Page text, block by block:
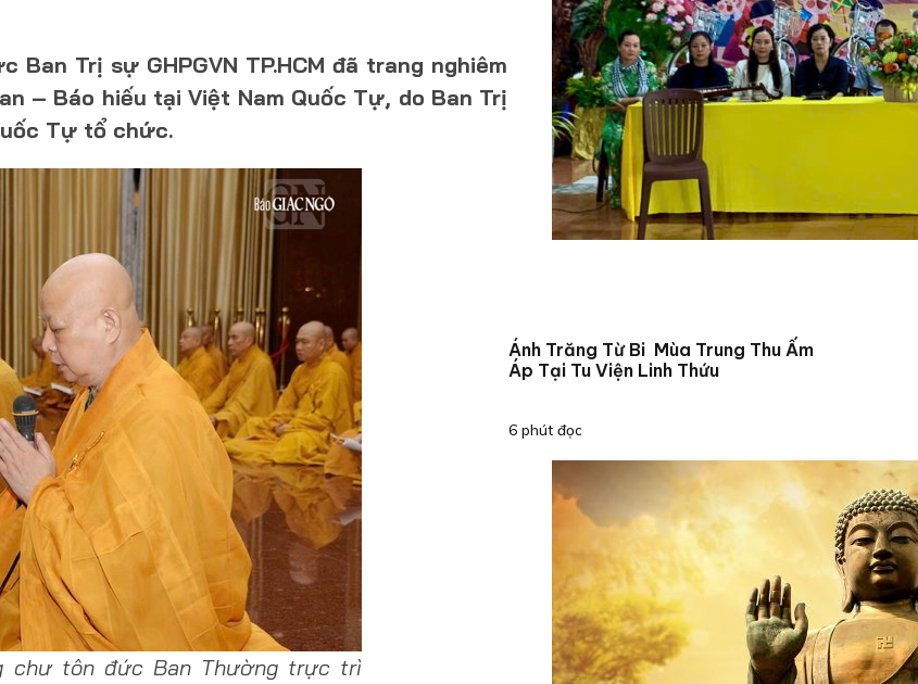
Trị sự GHPGVN TP.HCM đã trang nghiêm
– Báo hiếu tại Việt Nam Quốc Tự, do Ban Trị
Tự tổ chức.
chư tôn đức Ban Thường trực trì
Ánh Trăng Từ Bi Mùa Trung Thu Ấm
Áp Tại Tu Viện Linh Thứu
6 phút đọc